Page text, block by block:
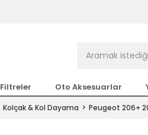
Filtreler Oto Aksesuarlar
Kolçak & Kol Dayama Peugeot 206+